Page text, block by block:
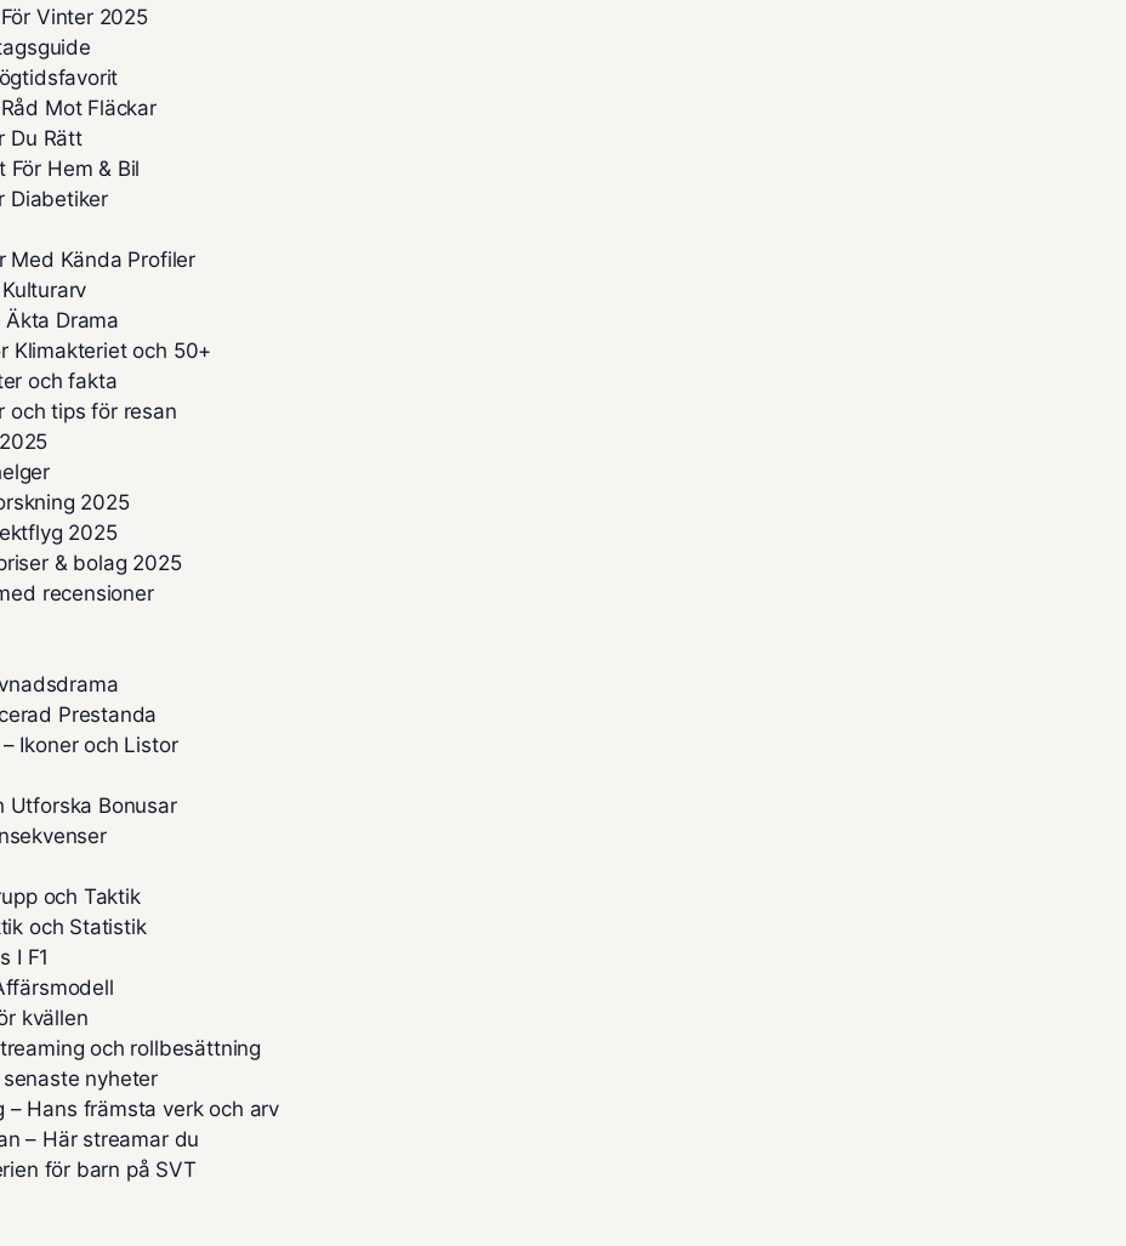
Vinter 2025
Mot Fläckar
Du Rätt
För Hem & Bil
Diabetiker
Med Kända Profiler
Drama
Klimakteriet och 50+
och fakta
och tips för resan
2025
2025
& bolag 2025
recensioner
Prestanda
Ikoner och Listor
Utforska Bonusar
och Taktik
och Statistik
I F1
kvällen
och rollbesättning
nyheter
– Hans främsta verk och arv
– Här streamar du
för barn på SVT